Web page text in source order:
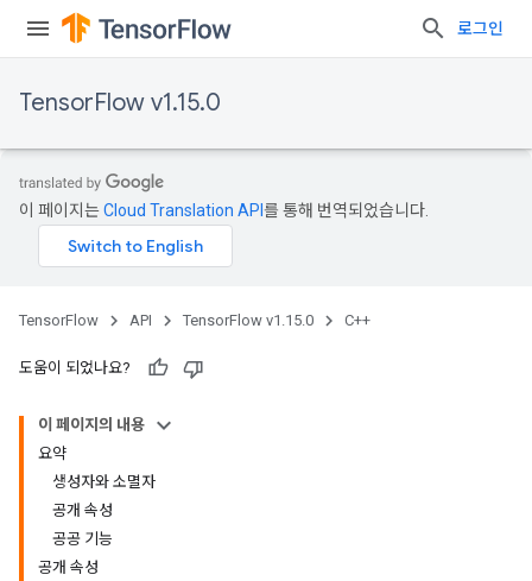
로그인
TensorFlow v1.15.0
이 페이지는Cloud Translation API 를 통해 번역되었습니다.
TensorFlow API TensorFlow v1.15.0 C++
도움이 되었나요?
이 페이지의 내용
요약
생성자와 소멸자
공개 속성
공공 기능
공개 속성